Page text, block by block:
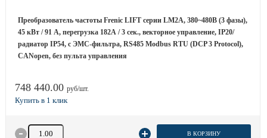
Преобразователь частоты Frenic LIFT серии LM2A, 380~480B (3 фазы),
45 кВт / 91 A, перегрузка 182А / 3 сек., векторное управление, IP20/
радиатор IP54, с ЭМС-фильтра, RS485 Modbus RTU (DCP 3 Protocol),
CANopen, без пульта управления
748 440.00 руб/шт.
Количество товара В КОРЗИНУ